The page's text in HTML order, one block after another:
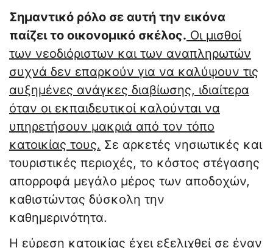
Σημαντικό ρόλο σε αυτή την εικόνα
παίζει το οικονομικό σκέλος. Οι μισθοί
των νεοδιόριστων και των αναπληρωτών
συχνά δεν επαρκούν για να καλύψουν τις
αυξημένες ανάγκες διαβίωσης, ιδιαίτερα
όταν οι εκπαιδευτικοί καλούνται να
υπηρετήσουν μακριά από τον τόπο
κατοικίας τους. Σε αρκετές νησιωτικές και
τουριστικές περιοχές, το κόστος στέγασης
απορροφά μεγάλο μέρος των αποδοχών,
καθιστώντας δύσκολη την
καθημερινότητα.
Η εύρεση κατοικίας έχει εξελιχθεί σε έναν